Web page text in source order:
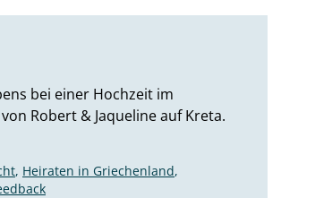
bei einer Hochzeit im
Robert & Jaqueline auf Kreta.
, Heiraten in Griechenland,